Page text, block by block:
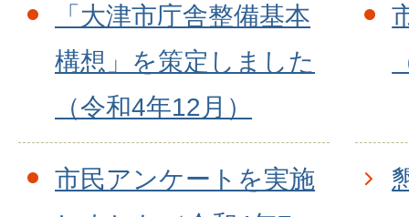
「大津市庁舎整備基本
構想」を策定しました
（令和4年12月）
市民アンケートを実施